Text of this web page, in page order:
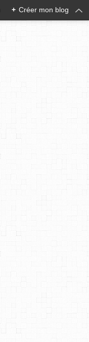
+ Créer mon blog